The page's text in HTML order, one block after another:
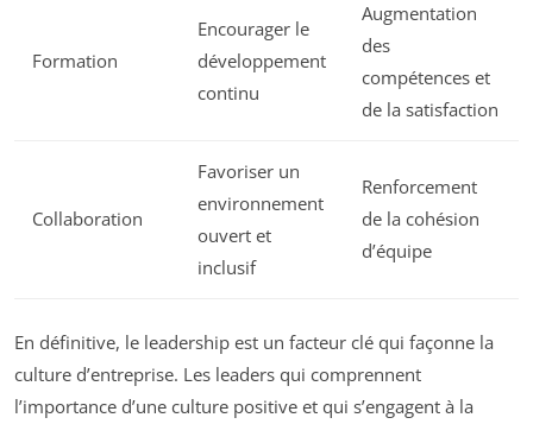
Formation
Encourager le
développement
continu
Augmentation
des
compétences et
de la satisfaction
Collaboration
Favoriser un
environnement
ouvert et
inclusif
Renforcement
de la cohésion
d’équipe
En définitive, le leadership est un facteur clé qui façonne la
culture d’entreprise. Les leaders qui comprennent
l’importance d’une culture positive et qui s’engagent à la